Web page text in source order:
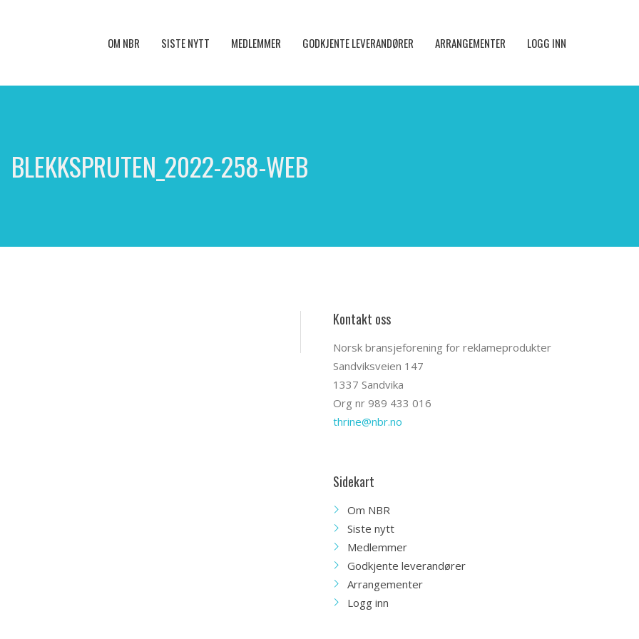
OM NBR SISTE NYTT MEDLEMMER GODKJENTE LEVERANDØRER ARRANGEMENTER LOGG INN
BLEKKSPRUTEN_2022-258-WEB
Kontakt oss
Norsk bransjeforening for reklameprodukter
Sandviksveien 147
1337 Sandvika
Org nr 989 433 016
thrine@nbr.no
Sidekart
Om NBR
Siste nytt
Medlemmer
Godkjente leverandører
Arrangementer
Logg inn